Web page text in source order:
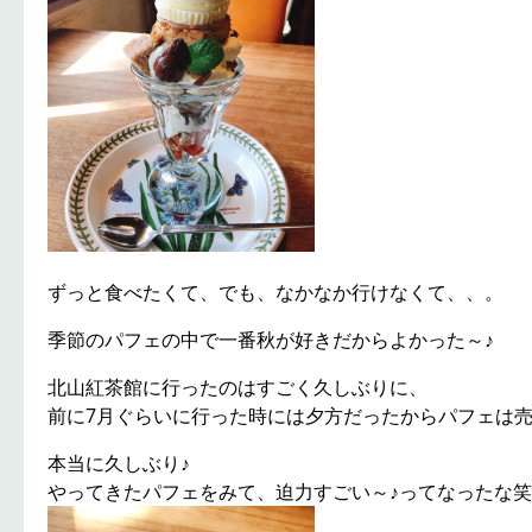
ずっと食べたくて、でも、なかなか行けなくて、、。
季節のパフェの中で一番秋が好きだからよかった～♪
北山紅茶館に行ったのはすごく久しぶりに、
前に7月ぐらいに行った時には夕方だったからパフェは売
本当に久しぶり♪
やってきたパフェをみて、迫力すごい～♪ってなったな笑